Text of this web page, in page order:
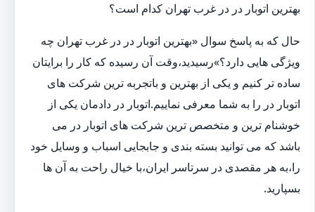
بهترین اتوبار در در غرب تهران کدام است؟
حال که به پاسخ سوال «بهترین اتوبار در در غرب تهران چه
ویژگی هایی دارد؟»رسیدید،وقت آن رسیده که کار را برایتان
ساده تر کنیم و یکی از بهترین و باتجربه ترین شرکت های
اتوبار در را به شما معرفی نماییم.اتوبار در دادمان یکی از
خوشنام ترین و متخصص ترین شرکت های اتوبار در می
باشد که می توانید بسته بندی و جابجایی اسباب و وسایل خود
را،به هر مقصدی در سرتاسر ایران،با خیال راحت به آن ها
بسپارید.